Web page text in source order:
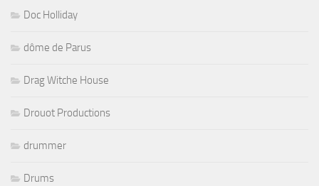
Doc Holliday
dôme de Parus
Drag Witche House
Drouot Productions
drummer
Drums